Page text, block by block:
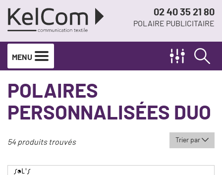
02 40 35 21 80
POLAIRE PUBLICITAIRE
MENU
POLAIRES
PERSONNALISÉES DUO
54 produits trouvés Trier par